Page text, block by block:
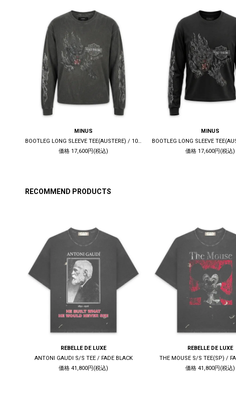
MINUS
BOOTLEG LONG SLEEVE TEE(AUSTERE) / 10YEARS BLACK
価格 17,600円(税込)
MINUS
価格 17,600円(税込)
RECOMMEND PRODUCTS
REBELLE DE LUXE
ANTONI GAUDI S/S TEE / FADE BLACK
価格 41,800円(税込)
REBELLE DE LUXE
THE MOUSE S/S TEE(SP) /
価格 41,800円(税込)